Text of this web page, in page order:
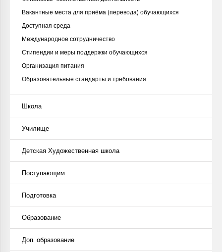
Вакантные места для приёма (перевода) обучающихся
Доступная среда
Международное сотрудничество
Стипендии и меры поддержки обучающихся
Организация питания
Образовательные стандарты и требования
Школа
Училище
Детская Художественная школа
Поступающим
Подготовка
Образование
Доп. образование